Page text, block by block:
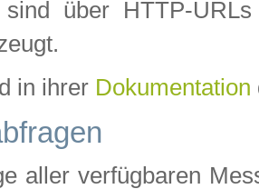
über HTTP-
in ihrer Dokumentation
aller verfügbaren